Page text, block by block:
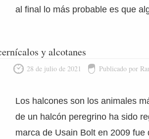
al final lo más probable es que
y alcotanes
28 de julio de 2021 Publicado por
Los halcones son los animales
de un halcón peregrino ha sido
marca de Usain Bolt en 2009